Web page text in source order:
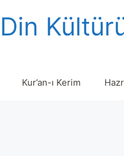
Din
Kur’an-ı Kerim